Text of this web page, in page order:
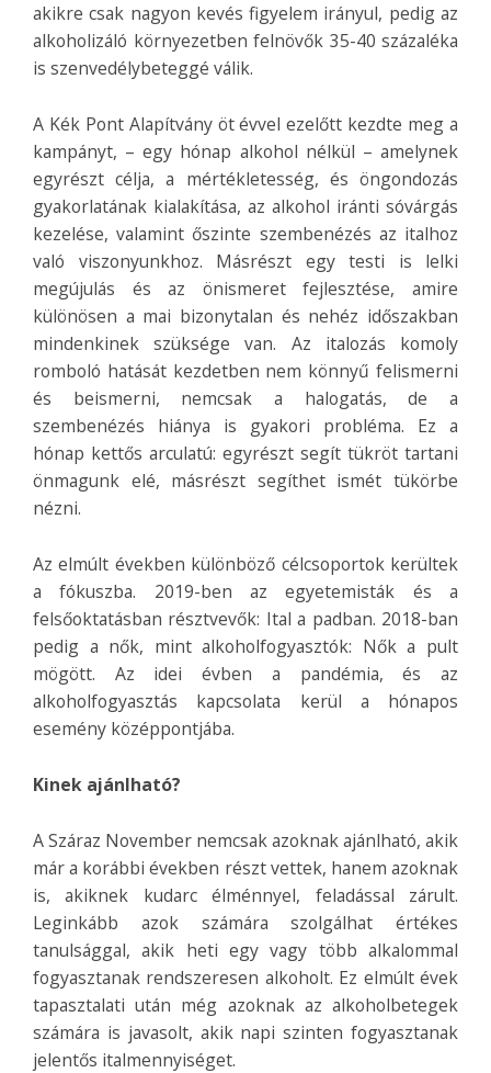
akikre csak nagyon kevés figyelem irányul, pedig az
alkoholizáló környezetben felnövők 35-40 százaléka
is szenvedélybeteggé válik.
A Kék Pont Alapítvány öt évvel ezelőtt kezdte meg a
kampányt, – egy hónap alkohol nélkül – amelynek
egyrészt célja, a mértékletesség, és öngondozás
gyakorlatának kialakítása, az alkohol iránti sóvárgás
kezelése, valamint őszinte szembenézés az italhoz
való viszonyunkhoz. Másrészt egy testi is lelki
megújulás és az önismeret fejlesztése, amire
különösen a mai bizonytalan és nehéz időszakban
mindenkinek szüksége van. Az italozás komoly
romboló hatását kezdetben nem könnyű felismerni
és beismerni, nemcsak a halogatás, de a
szembenézés hiánya is gyakori probléma. Ez a
hónap kettős arculatú: egyrészt segít tükröt tartani
önmagunk elé, másrészt segíthet ismét tükörbe
nézni.
Az elmúlt években különböző célcsoportok kerültek
a fókuszba. 2019-ben az egyetemisták és a
felsőoktatásban résztvevők: Ital a padban. 2018-ban
pedig a nők, mint alkoholfogyasztók: Nők a pult
mögött. Az idei évben a pandémia, és az
alkoholfogyasztás kapcsolata kerül a hónapos
esemény középpontjába.
Kinek ajánlható?
A Száraz November nemcsak azoknak ajánlható, akik
már a korábbi években részt vettek, hanem azoknak
is, akiknek kudarc élménnyel, feladással zárult.
Leginkább azok számára szolgálhat értékes
tanulsággal, akik heti egy vagy több alkalommal
fogyasztanak rendszeresen alkoholt. Ez elmúlt évek
tapasztalati után még azoknak az alkoholbetegek
számára is javasolt, akik napi szinten fogyasztanak
jelentős italmennyiséget.